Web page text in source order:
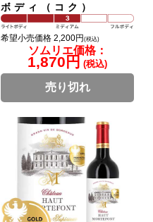
ボディ（コク）
希望小売価格 2,200円(税込)
ソムリエ価格：
1,870円 (税込)
売り切れ